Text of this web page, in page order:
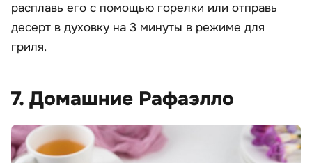
расплавь его с помощью горелки или отправь
десерт в духовку на 3 минуты в режиме для
гриля.
7. Домашние Рафаэлло